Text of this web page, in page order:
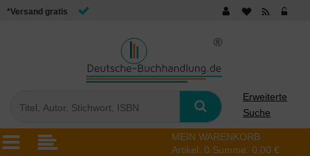
*Versand gratis
Erweiterte
Suche
MEIN WARENKORB
Artikel: 0 Summe: 0,00 €